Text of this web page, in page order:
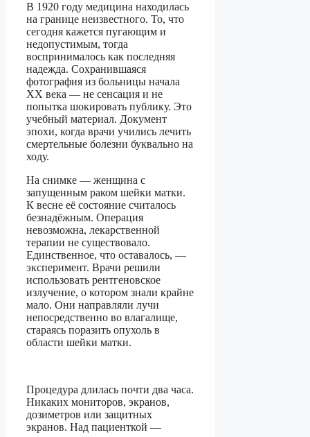
В 1920 году медицина находилась
на границе неизвестного. То, что
сегодня кажется пугающим и
недопустимым, тогда
воспринималось как последняя
надежда. Сохранившаяся
фотография из больницы начала
XX века — не сенсация и не
попытка шокировать публику. Это
учебный материал. Документ
эпохи, когда врачи учились лечить
смертельные болезни буквально на
ходу.
На снимке — женщина с
запущенным раком шейки матки.
К весне её состояние считалось
безнадёжным. Операция
невозможна, лекарственной
терапии не существовало.
Единственное, что оставалось, —
эксперимент. Врачи решили
использовать рентгеновское
излучение, о котором знали крайне
мало. Они направляли лучи
непосредственно во влагалище,
стараясь поразить опухоль в
области шейки матки.
Процедура длилась почти два часа.
Никаких мониторов, экранов,
дозиметров или защитных
экранов. Над пациенткой —